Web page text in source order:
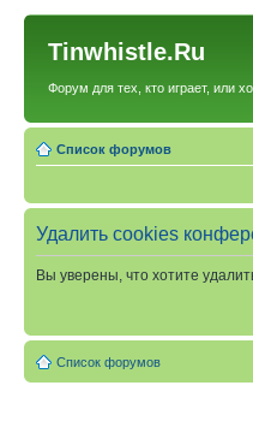
Tinwhistle.Ru
Форум для тех, кто играет, или
Список форумов
Удалить cookies
Вы уверены, что хотите
Список форумов